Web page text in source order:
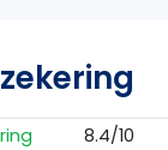
8.4/10